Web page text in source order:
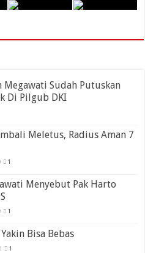
Megawati Sudah Putuskan
Di Pilgub DKI
Meletus, Radius Aman 7
1
Menyebut Pak Harto
1
Bisa Bebas
1